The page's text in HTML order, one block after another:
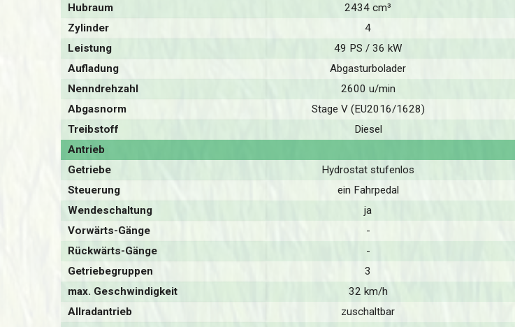
Hubraum
2434 cm³
Zylinder
4
Leistung
49 PS / 36 kW
Aufladung
Abgasturbolader
Nenndrehzahl
2600 u/min
Abgasnorm
Stage V (EU2016/1628)
Treibstoff
Diesel
Antrieb
Getriebe
Hydrostat stufenlos
Steuerung
ein Fahrpedal
Wendeschaltung
ja
Vorwärts-Gänge
-
Rückwärts-Gänge
-
Getriebegruppen
3
max. Geschwindigkeit
32 km/h
Allradantrieb
zuschaltbar